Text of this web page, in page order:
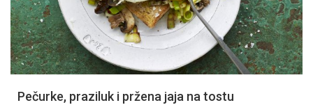
Glumci
Contact
Login
Register
Pečurke, praziluk i pržena jaja na tostu